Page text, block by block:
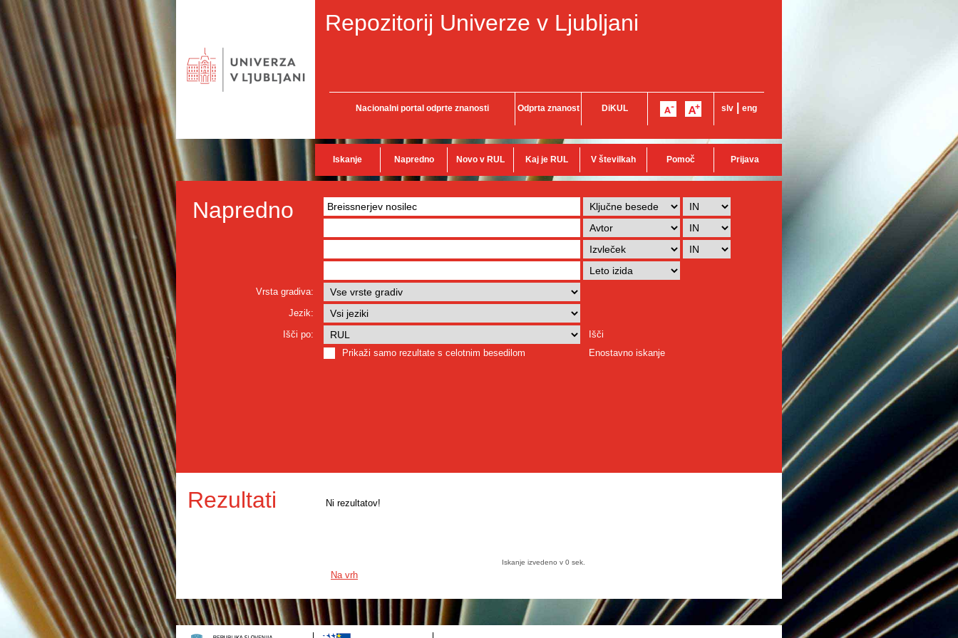
Repozitorij Univerze v Ljubljani
Nacionalni portal odprte znanosti Odprta znanost DiKUL slv eng
Iskanje Napredno Novo v RUL Kaj je RUL V številkah Pomoč Prijava
Napredno
Vrsta gradiva:
Jezik:
Išči po:
Išči
Prikaži samo rezultate s celotnim besedilom
Enostavno iskanje
Rezultati Ni rezultatov!
Iskanje izvedeno v 0 sek.
Na vrh